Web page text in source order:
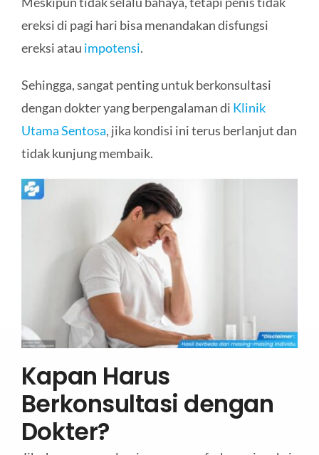
ereksi di pagi hari bisa menandakan disfungsi
ereksi atau impotensi.
Sehingga, sangat penting untuk berkonsultasi
dengan dokter yang berpengalaman di Klinik
Utama Sentosa, jika kondisi ini terus berlanjut dan
tidak kunjung membaik.
Kapan Harus
Berkonsultasi dengan
Dokter?